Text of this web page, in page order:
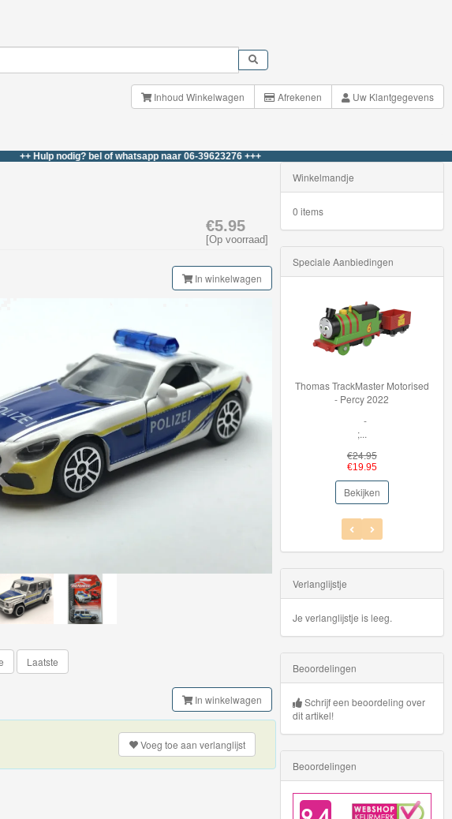
Inhoud Winkelwagen Afrekenen
Uw Klantgegevens
nodig? bel of whatsapp naar 06-39623276 +++
€5.95
[Op voorraad]
In winkelwagen
Laatste
In winkelwagen
Voeg toe aan verlanglijst
Winkelmandje
0 items
Speciale Aanbiedingen
Thomas TrackMaster Motorised
- Percy 2022
€24.95
€19.95
Bekijken
36002
Verlanglijstje
Je verlanglijstje is leeg.
Beoordelingen
Schrijf een beoordeling over
dit artikel!
Beoordelingen